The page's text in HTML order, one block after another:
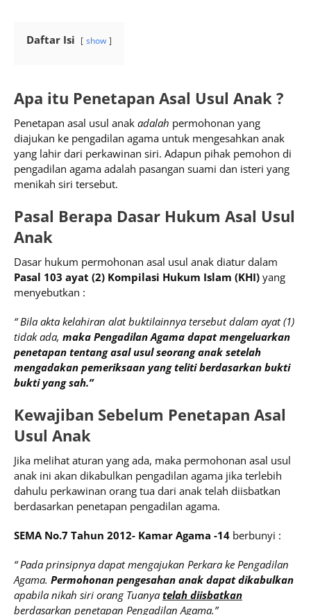
Daftar Isi show
Apa itu Penetapan Asal Usul Anak ?
Penetapan asal usul anak adalah permohonan yang
diajukan ke pengadilan agama untuk mengesahkan anak
yang lahir dari perkawinan siri. Adapun pihak pemohon di
pengadilan agama adalah pasangan suami dan isteri yang
menikah siri tersebut.
Pasal Berapa Dasar Hukum Asal Usul
Anak
Dasar hukum permohonan asal usul anak diatur dalam
Pasal 103 ayat (2) Kompilasi Hukum Islam (KHI) yang
menyebutkan :
“ Bila akta kelahiran alat buktilainnya tersebut dalam ayat (1)
tidak ada, maka Pengadilan Agama dapat mengeluarkan
penetapan tentang asal usul seorang anak setelah
mengadakan pemeriksaan yang teliti berdasarkan bukti
bukti yang sah.”
Kewajiban Sebelum Penetapan Asal
Usul Anak
Jika melihat aturan yang ada, maka permohonan asal usul
anak ini akan dikabulkan pengadilan agama jika terlebih
dahulu perkawinan orang tua dari anak telah diisbatkan
berdasarkan penetapan pengadilan agama.
SEMA No.7 Tahun 2012- Kamar Agama -14 berbunyi :
“ Pada prinsipnya dapat mengajukan Perkara ke Pengadilan
Agama. Permohonan pengesahan anak dapat dikabulkan
apabila nikah siri orang Tuanya telah diisbatkan
berdasarkan penetapan Pengadilan Agama.”